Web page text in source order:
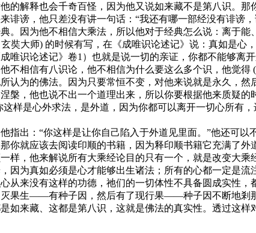
的解释也会千奇百怪，因为他又说如来藏不是第八识。
诽谤，他只差没有讲一句话：“我还有哪一部经没有诽
。因为他不相信大乘法，所以他对于经典怎么说：离于
奘大师) 的时候有写，在《成唯识论述记》说：真如是
唯识论述记》卷1）也就是说一切的亲证，你都不能够离开
不相信有八识论，他不相信为什么要这么多个识，他觉
认为的佛法。因为只要常恒不变，对他来说就是永久，
槃，他也说不出一个道理出来，所以你要根据他来质疑
这样是心外求法，是外道，因为你都可以离开一切心所有
指出：“你这样是让你自己陷入于外道见里面。”他还可
你就应该去阅读印顺的书籍，因为释印顺书籍它充满了
样，他来解说所有大乘经论目的只有一个，就是改变大乘
因为真如必须是心才能够出生诸法；所有的心都一定是
从来没有这样的功德，祂们的一切体性不具备圆成实性
果生——有种子因，然后有了现行果——种子因不断地剎
如来藏、这都是第八识，这就是佛法的真实性。透过这